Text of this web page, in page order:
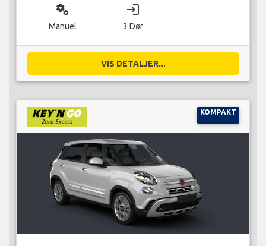
miscellaneous_services
Manuel
login
3 Dør
VIS DETALJER...
KOMPAKT